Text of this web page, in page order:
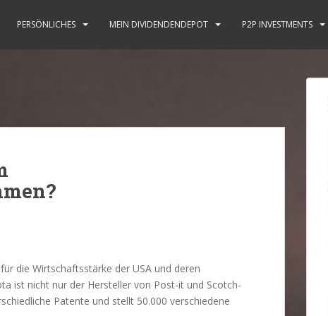
PERSÖNLICHES MEIN DIVIDENDENDEPOT P2P INVESTMENTS
die Wirtschaftsstärke der USA und deren
ist nicht nur der Hersteller von Post-it und Scotch-
Patente und stellt 50.000 verschiedene